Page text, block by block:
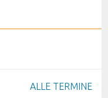
ALLE TERMINE